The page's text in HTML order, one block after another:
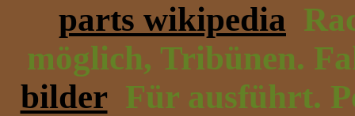
parts wikipedia
möglich, Tribünen.
bilder Für ausführt.